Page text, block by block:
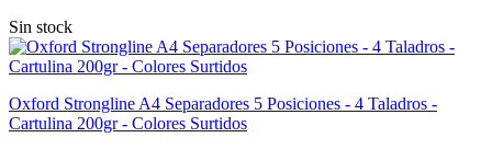
Sin stock
Oxford Strongline A4 Separadores 5 Posiciones - 4 Taladros -
Cartulina 200gr - Colores Surtidos